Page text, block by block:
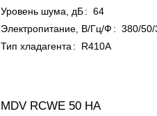
Уровень шума, дБ: 64
Электропитание, В/Гц/Ф : 380/50/
Тип хладагента : R410A
MDV RCWE 50 HA